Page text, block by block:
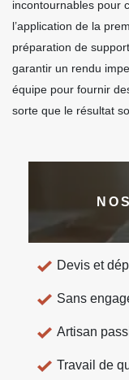
incontournables pour
l’application de la
préparation de
garantir un rendu
équipe pour fournir
sorte que le résultat
Devis et
Sans
Artisan
Travail de